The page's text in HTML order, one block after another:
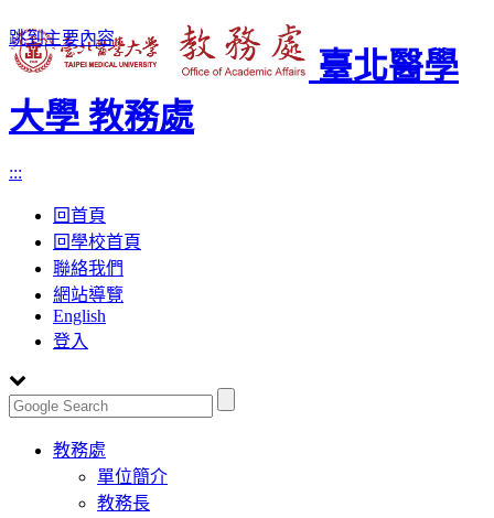
跳到主要內容
臺北醫學
大學 教務處
:::
回首頁
回學校首頁
聯絡我們
網站導覽
English
登入
Toggle
navigation
教務處
單位簡介
教務長